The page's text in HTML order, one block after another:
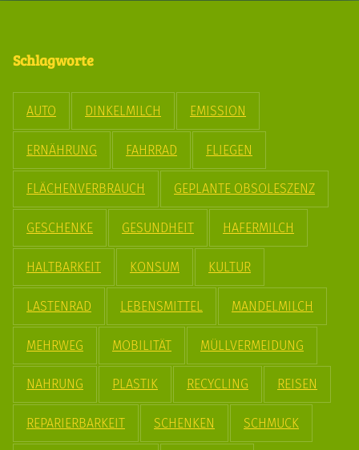
Schlagworte
AUTO DINKELMILCH EMISSION
ERNÄHRUNG FAHRRAD FLIEGEN
FLÄCHENVERBRAUCH GEPLANTE OBSOLESZENZ
GESCHENKE GESUNDHEIT HAFERMILCH
HALTBARKEIT KONSUM KULTUR
LASTENRAD LEBENSMITTEL MANDELMILCH
MEHRWEG MOBILITÄT MÜLLVERMEIDUNG
NAHRUNG PLASTIK RECYCLING REISEN
REPARIERBARKEIT SCHENKEN SCHMUCK